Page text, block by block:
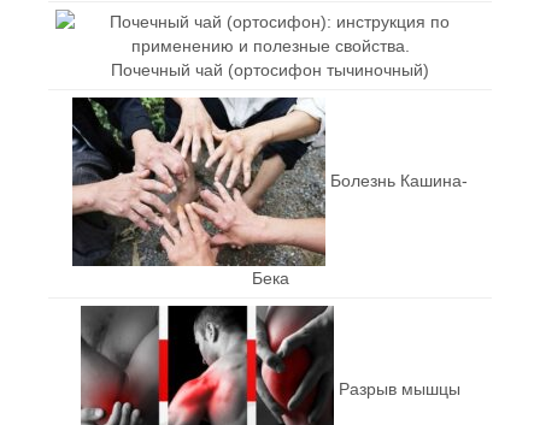
Почечный чай (ортосифон тычиночный)
Болезнь Кашина-
Бека
Разрыв мышцы